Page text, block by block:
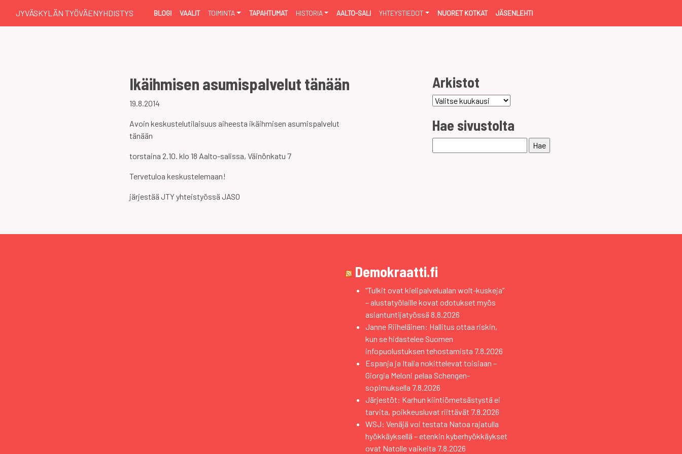
JYVÄSKYLÄN TYÖVÄENYHDISTYS BLOGI VAALIT TOIMINTA TAPAHTUMAT HISTORIA AALTO-SALI YHTEYSTIEDOT NUORET KOTKAT JÄSENLEHTI
Ikäihmisen asumispalvelut tänään
19.8.2014
Avoin keskustelutilaisuus aiheesta ikäihmisen asumispalvelut
tänään
torstaina 2.10. klo 18 Aalto-salissa, Väinönkatu 7
Tervetuloa keskustelemaan!
järjestää JTY yhteistyössä JASO
Arkistot
Arkistot
Hae sivustolta
Demokraatti.fi
“Tulkit ovat kielipalvelualan wolt-kuskeja”
– alustatyölaille kovat odotukset myös
asiantuntijatyössä 8.8.2026
Janne Riiheläinen: Hallitus ottaa riskin,
kun se hidastelee Suomen
infopuolustuksen tehostamista 7.8.2026
Espanja ja Italia nokittelevat toisiaan –
Giorgia Meloni pelaa Schengen-
sopimuksella 7.8.2026
Järjestöt: Karhun kiintiömetsästystä ei
tarvita, poikkeusluvat riittävät 7.8.2026
WSJ: Venäjä voi testata Natoa rajatulla
hyökkäyksellä – etenkin kyberhyökkäykset
ovat Natolle vaikeita 7.8.2026